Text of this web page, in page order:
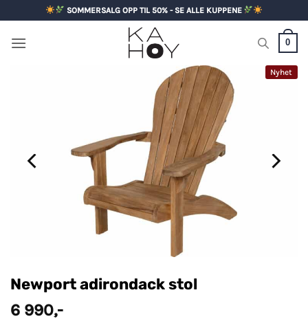
to
content
SOMMERSALG OPP TIL 50% - SE ALLE KUPPENE
0
Nyhet
Newport adirondack stol
6 990,-